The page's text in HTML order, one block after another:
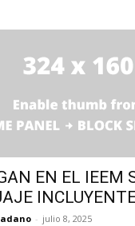
EN EL IEEM
- julio 8, 2025